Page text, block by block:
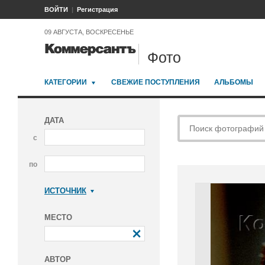
ВОЙТИ Регистрация
09 АВГУСТА, ВОСКРЕСЕНЬЕ
Фото
КАТЕГОРИИ СВЕЖИЕ ПОСТУПЛЕНИЯ АЛЬБОМЫ
ДАТА
с
по
ИСТОЧНИК
МЕСТО
АВТОР